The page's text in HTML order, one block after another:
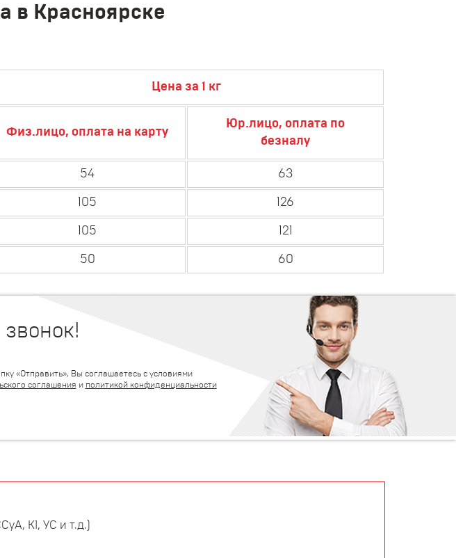
в Красноярске
Цена за 1 кг
Физ.лицо, оплата на карту
Юр.лицо, оплата по
безналу
54 63
105 126
105 121
50 60
«Отправить», Вы соглашаетесь с условиями
соглашения и политикой конфиденциальности
К1, УС и т.д.)